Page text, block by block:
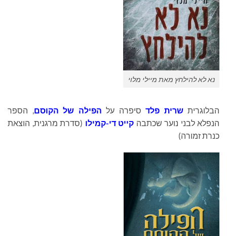
נא לא להילחץ מאת מיילי מלוי
הבלוגריתשרית פלד סיפרה על הפילה של הקוסם, הספר
הנפלא לבני נוער שכתבה קייט די-קמילו (סדרת מרגנית, הוצאת
כנרת זמורה)